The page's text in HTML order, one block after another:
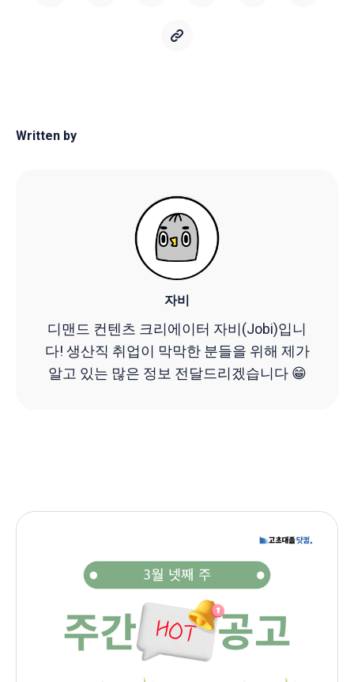
Written by
자비
디맨드 컨텐츠 크리에이터 자비(Jobi)입니
다! 생산직 취업이 막막한 분들을 위해 제가
알고 있는 많은 정보 전달드리겠습니다 😁